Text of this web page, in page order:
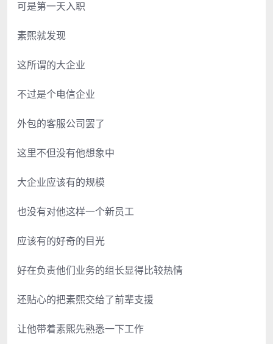
可是第一天入职
素熙就发现
这所谓的大企业
不过是个电信企业
外包的客服公司罢了
这里不但没有他想象中
大企业应该有的规模
也没有对他这样一个新员工
应该有的好奇的目光
好在负责他们业务的组长显得比较热情
还贴心的把素熙交给了前辈支援
让他带着素熙先熟悉一下工作